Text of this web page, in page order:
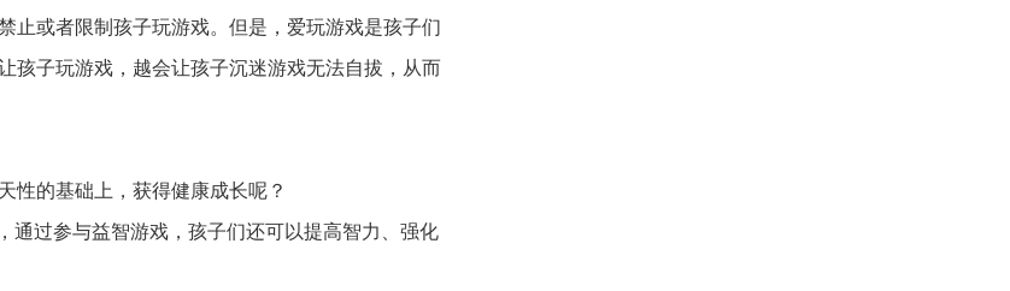
止或者限制孩子玩游戏。但是，爱玩游戏是孩子们
孩子玩游戏，越会让孩子沉迷游戏无法自拔，从而
性的基础上，获得健康成长呢？
通过参与益智游戏，孩子们还可以提高智力、强化